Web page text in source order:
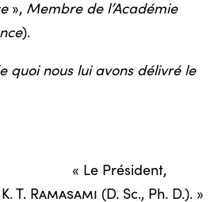
», Membre de l’Académie
).
quoi nous lui avons délivré le
« Le Président,
K. T. Ramasami (D. Sc., Ph. D.). »